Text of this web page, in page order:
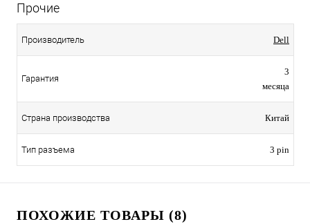
Прочие
Производитель Dell
Гарантия
3
месяца
Страна производства Китай
Тип разъема 3 pin
ПОХОЖИЕ ТОВАРЫ (8)